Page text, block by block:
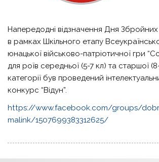
Напередодні відзначення Дня
в рамках Шкільного етапу
юнацької військово-патріотичної гри
для роїв середньої (5-7 кл) та старшої
категорії був проведений
конкурс “Відун”.
https://www.facebook.com/groups/
malink/1507699383312625/